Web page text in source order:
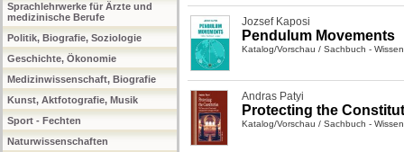
Sprachlehrwerke für Ärzte und
medizinische Berufe
Politik, Biografie, Soziologie
Geschichte, Ökonomie
Medizinwissenschaft, Biografie
Kunst, Aktfotografie, Musik
Sport - Fechten
Naturwissenschaften
Jozsef Kaposi
Pendulum Movements
Katalog/Vorschau / Sachbuch -
Andras Patyi
Protecting the
Katalog/Vorschau / Sachbuch -